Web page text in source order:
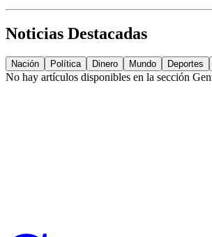
Noticias Destacadas
Nación Política Dinero Mundo Deportes
No hay artículos disponibles en la sección